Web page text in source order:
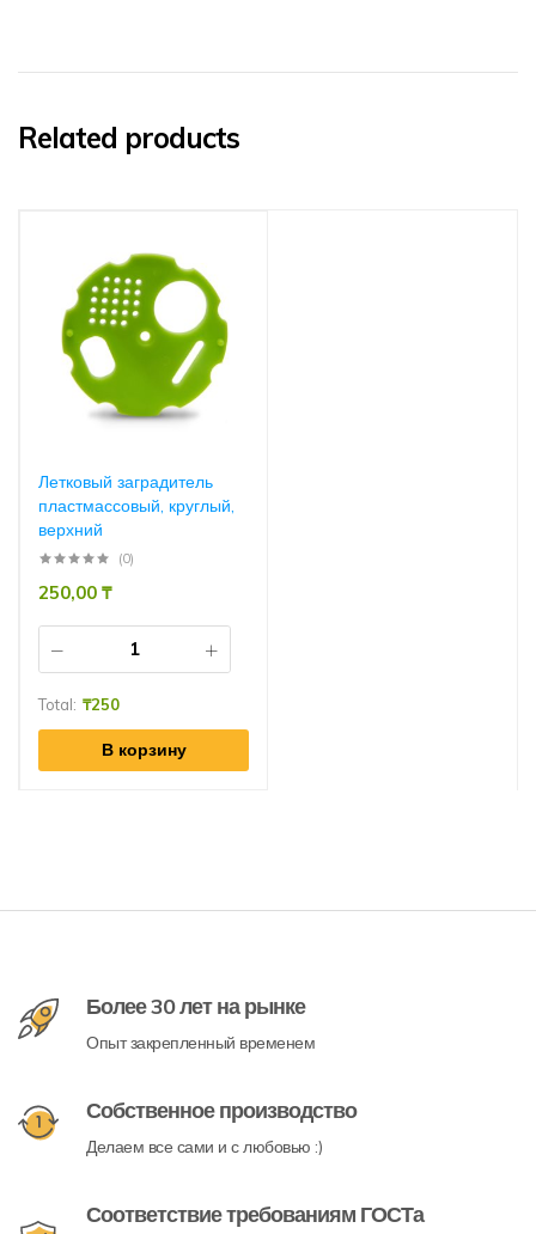
Related products
Летковый заградитель
пластмассовый, круглый,
верхний
(0)
250,00 ₸
Total: ₸250
В корзину
Более 30 лет на рынке
Опыт закрепленный временем
Собственное производство
Делаем все сами и с любовью :)
Соответствие требованиям ГОСТа